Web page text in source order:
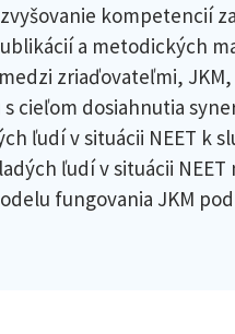
kompetencií
a metodických
zriaďovateľmi,
s cieľom dosiahnutia
ľudí v situácii NEET k
ľudí v situácii
fungovania JKM